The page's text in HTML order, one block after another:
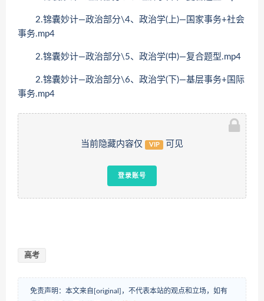
2.锦囊妙计—政治部分\4、政治学(上)—国家事务+社会
事务.mp4
2.锦囊妙计—政治部分\5、政治学(中)—复合题型.mp4
2.锦囊妙计—政治部分\6、政治学(下)—基层事务+国际
事务.mp4
当前隐藏内容仅 VIP 可见
登录账号
高考
免责声明：本文来自[original]，不代表本站的观点和立场，如有